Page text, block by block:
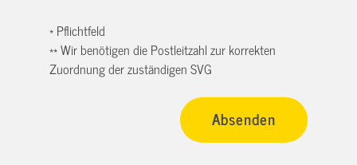
* Pflichtfeld
** Wir benötigen die Postleitzahl zur korrekten
Zuordnung der zuständigen SVG